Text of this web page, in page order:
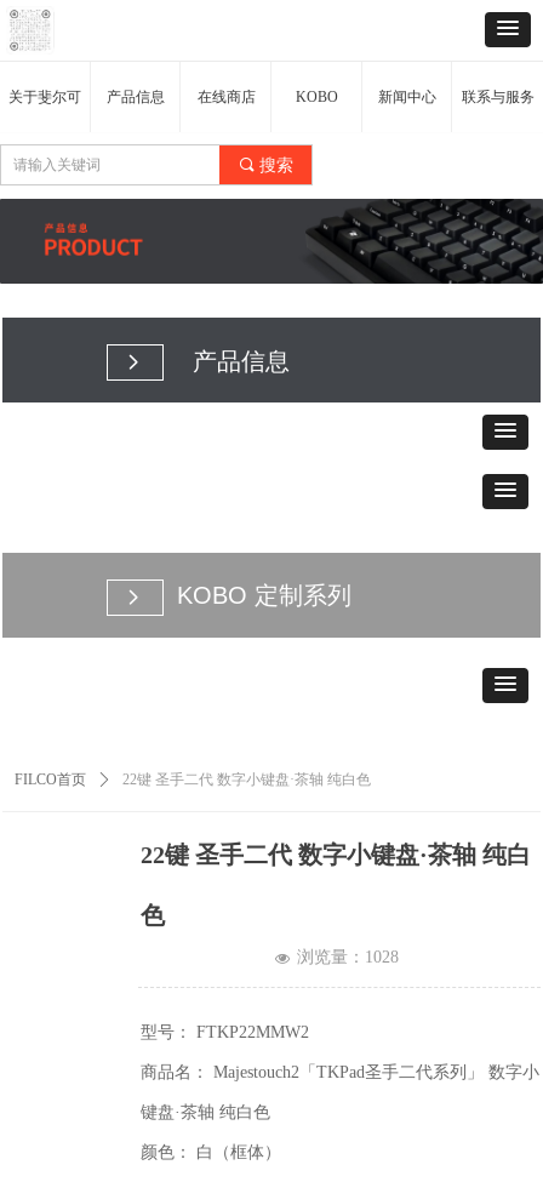
끠 搜索
关于斐尔可 产品信息 在线商店 KOBO 新闻中心 联系与服务
FILCO首页 ꄲ 22键 圣手二代 数字小键盘·茶轴 纯白色
22键 圣手二代 数字小键盘·茶轴 纯白
色
型号： FTKP22MMW2
商品名： Majestouch2「TKPad圣手二代系列」 数字小
键盘·茶轴 纯白色
颜色： 白（框体）
넶 浏览量： 1028
产品信息
넲
KOBO 定制系列
넲